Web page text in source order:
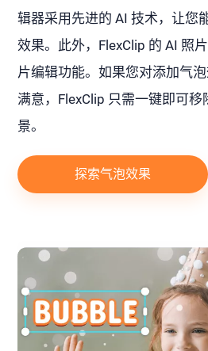
辑器采用先进的 AI 技术，让您
效果。此外，FlexClip 的 AI 照
片编辑功能。如果您对添加气
满意，FlexClip 只需一键即可
景。
探索气泡效果